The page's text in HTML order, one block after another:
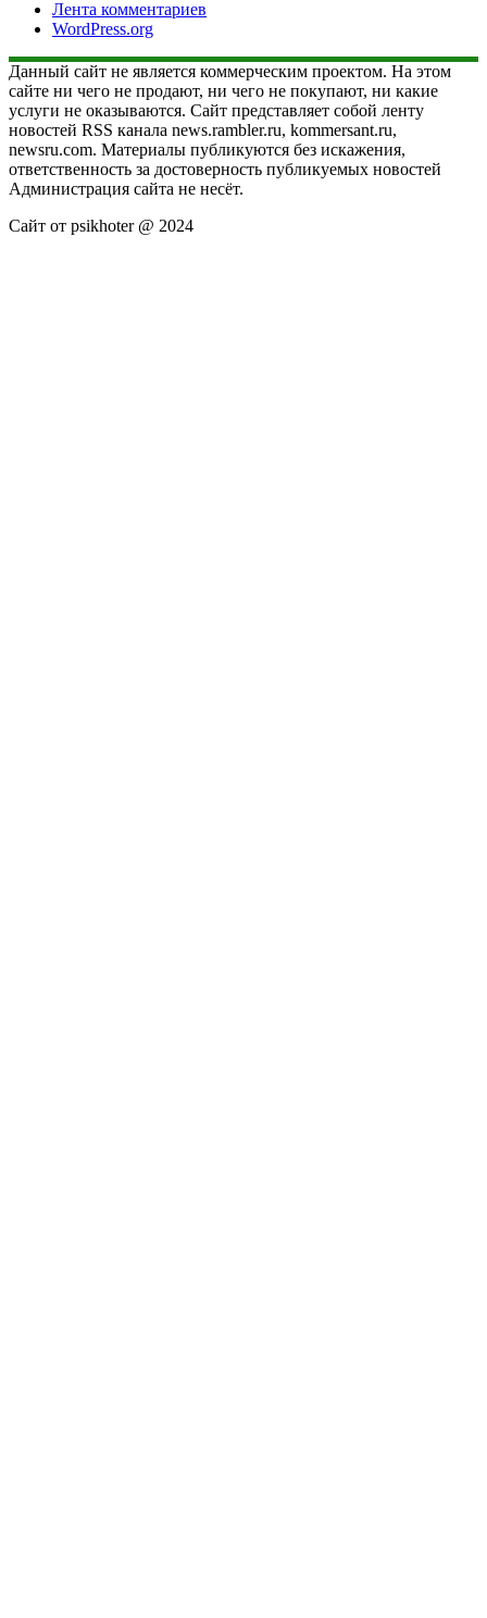
Лента комментариев
WordPress.org
Данный сайт не является коммерческим проектом. На этом
сайте ни чего не продают, ни чего не покупают, ни какие
услуги не оказываются. Сайт представляет собой ленту
новостей RSS канала news.rambler.ru, kommersant.ru,
newsru.com. Материалы публикуются без искажения,
ответственность за достоверность публикуемых новостей
Администрация сайта не несёт.
Сайт от psikhoter @ 2024